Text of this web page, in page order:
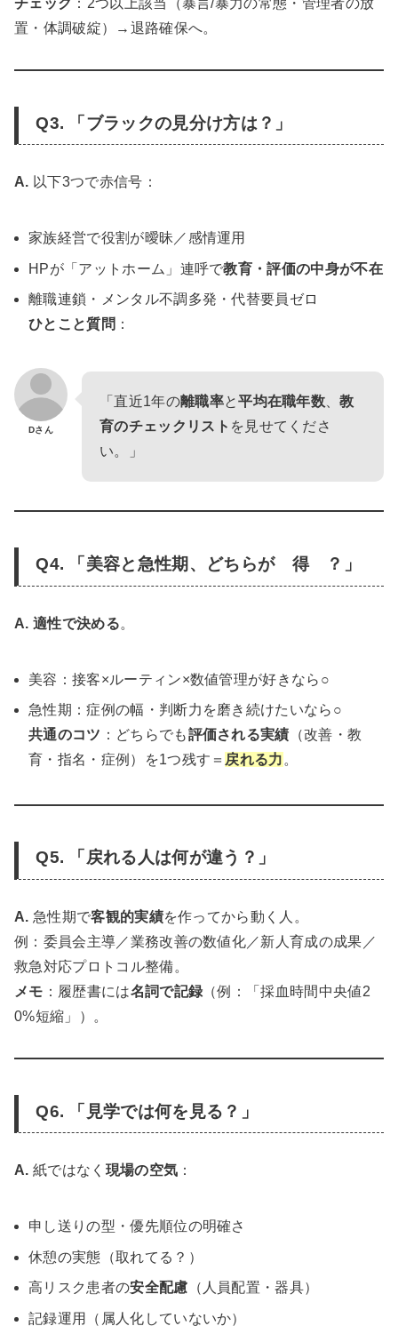
置・体調破綻）→退路確保へ。
Q3. 「ブラックの見分け方は？」
A. 以下3つで赤信号：
家族経営で役割が曖昧／感情運用
HPが「アットホーム」連呼で教育・評価の中身が不在
離職連鎖・メンタル不調多発・代替要員ゼロ
ひとこと質問 ：
Dさん
「直近1年の離職率と平均在職年数 、教
育のチェックリスト を見せてくださ
い。」
Q4. 「美容と急性期、どちらが 得 ？」
A. 適性で決める。
美容：接客×ルーティン×数値管理が好きなら○
急性期：症例の幅・判断力を磨き続けたいなら○
共通のコツ ：どちらでも評価される実績 （改善・教
育・指名・症例）を1つ残す＝ 戻れる力 。
Q5. 「戻れる人は何が違う？」
A. 急性期で客観的実績を作ってから動く人。
例：委員会主導／業務改善の数値化／新人育成の成果／
救急対応プロトコル整備。
メモ ：履歴書には名詞で記録 （例：「採血時間中央値2
0%短縮」）。
Q6. 「見学では何を見る？」
A. 紙ではなく 現場の空気 ：
申し送りの型・優先順位の明確さ
休憩の実態（取れてる？）
高リスク患者の安全配慮 （人員配置・器具）
記録運用（属人化していないか）